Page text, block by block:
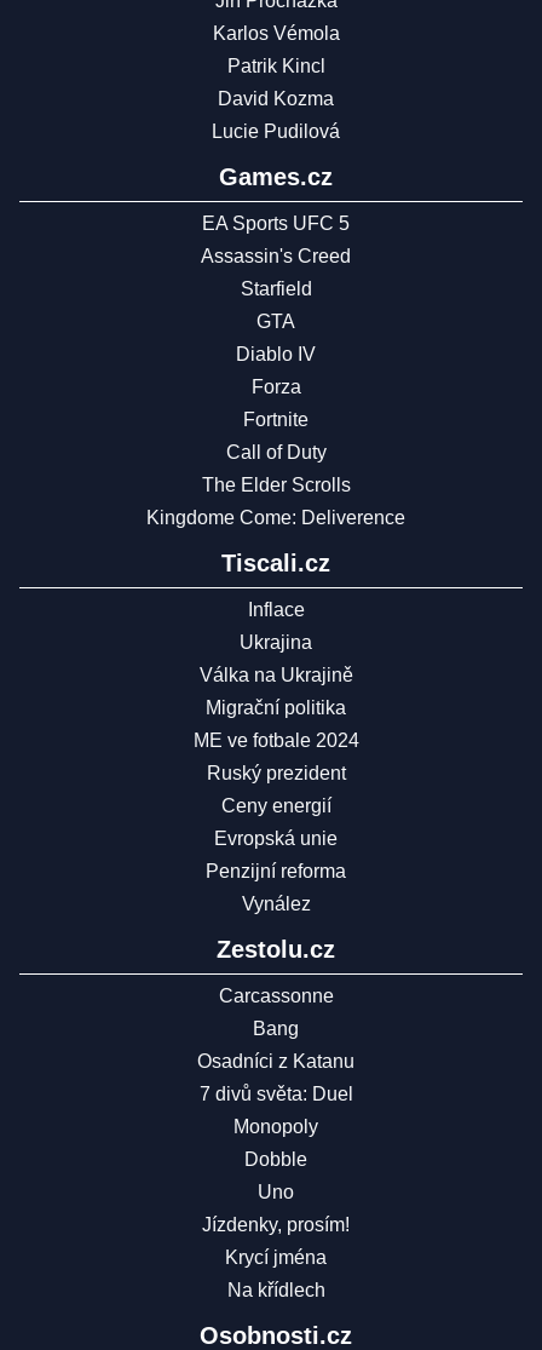
Karlos Vémola
Patrik Kincl
David Kozma
Lucie Pudilová
Games.cz
EA Sports UFC 5
Assassin's Creed
Starfield
GTA
Diablo IV
Forza
Fortnite
Call of Duty
The Elder Scrolls
Kingdome Come: Deliverence
Tiscali.cz
Inflace
Ukrajina
Válka na Ukrajině
Migrační politika
ME ve fotbale 2024
Ruský prezident
Ceny energií
Evropská unie
Penzijní reforma
Vynález
Zestolu.cz
Carcassonne
Bang
Osadníci z Katanu
7 divů světa: Duel
Monopoly
Dobble
Uno
Jízdenky, prosím!
Krycí jména
Na křídlech
Osobnosti.cz